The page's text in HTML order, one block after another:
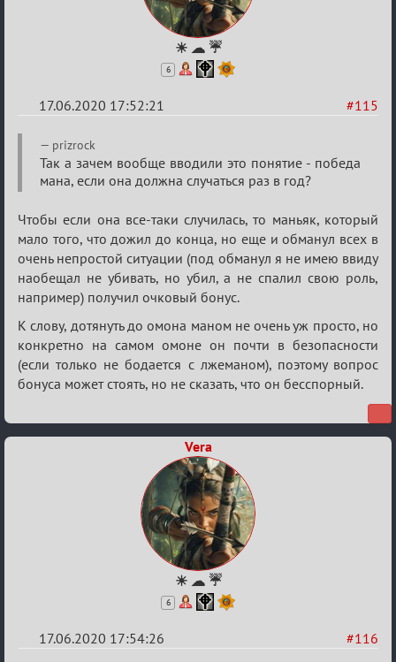
☀ ☁ ☔
6
#115
17.06.2020 17:52:21
Re:
Семейный
кубок
prizrock
Так а зачем вообще вводили это понятие - победа
мана, если она должна случаться раз в год?
Чтобы если она все-таки случилась, то маньяк, который
мало того, что дожил до конца, но еще и обманул всех в
очень непростой ситуации (под обманул я не имею ввиду
наобещал не убивать, но убил, а не спалил свою роль,
например) получил очковый бонус.
К слову, дотянуть до омона маном не очень уж просто, но
конкретно на самом омоне он почти в безопасности
(если только не бодается с лжеманом), поэтому вопрос
бонуса может стоять, но не сказать, что он бесспорный.
Vera
☀ ☁ ☔
6
#116
17.06.2020 17:54:26